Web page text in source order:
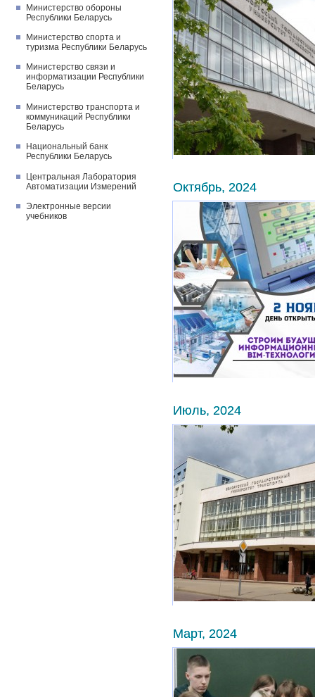
Министерство обороны
Республики Беларусь
Министерство спорта и
туризма Республики Беларусь
Министерство связи и
информатизации Республики
Беларусь
Министерство транспорта и
коммуникаций Республики
Беларусь
Национальный банк
Республики Беларусь
Центральная Лаборатория
Автоматизации Измерений
Электронные версии
учебников
поездов»
Октябрь, 2024
Июль, 2024
Март, 2024